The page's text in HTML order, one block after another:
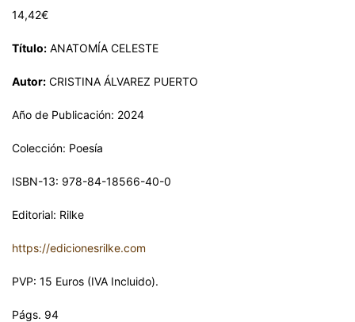
14,42€
Título: ANATOMÍA CELESTE
Autor: CRISTINA ÁLVAREZ PUERTO
Año de Publicación: 2024
Colección: Poesía
ISBN-13: 978-84-18566-40-0
Editorial: Rilke
https://edicionesrilke.com
PVP: 15 Euros (IVA Incluido).
Págs. 94